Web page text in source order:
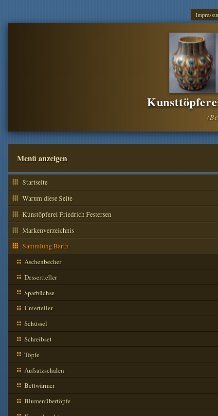
Menü anzeigen
Startseite
Warum diese Seite
Kunstöpferei Friedrich Festersen
Markenverzeichnis
Sammlung Barth
Aschenbecher
Dessertteller
Sparbüchse
Unterteller
Schüssel
Schreibset
Töpfe
Aufsatzschalen
Bettwärmer
Blumenübertöpfe